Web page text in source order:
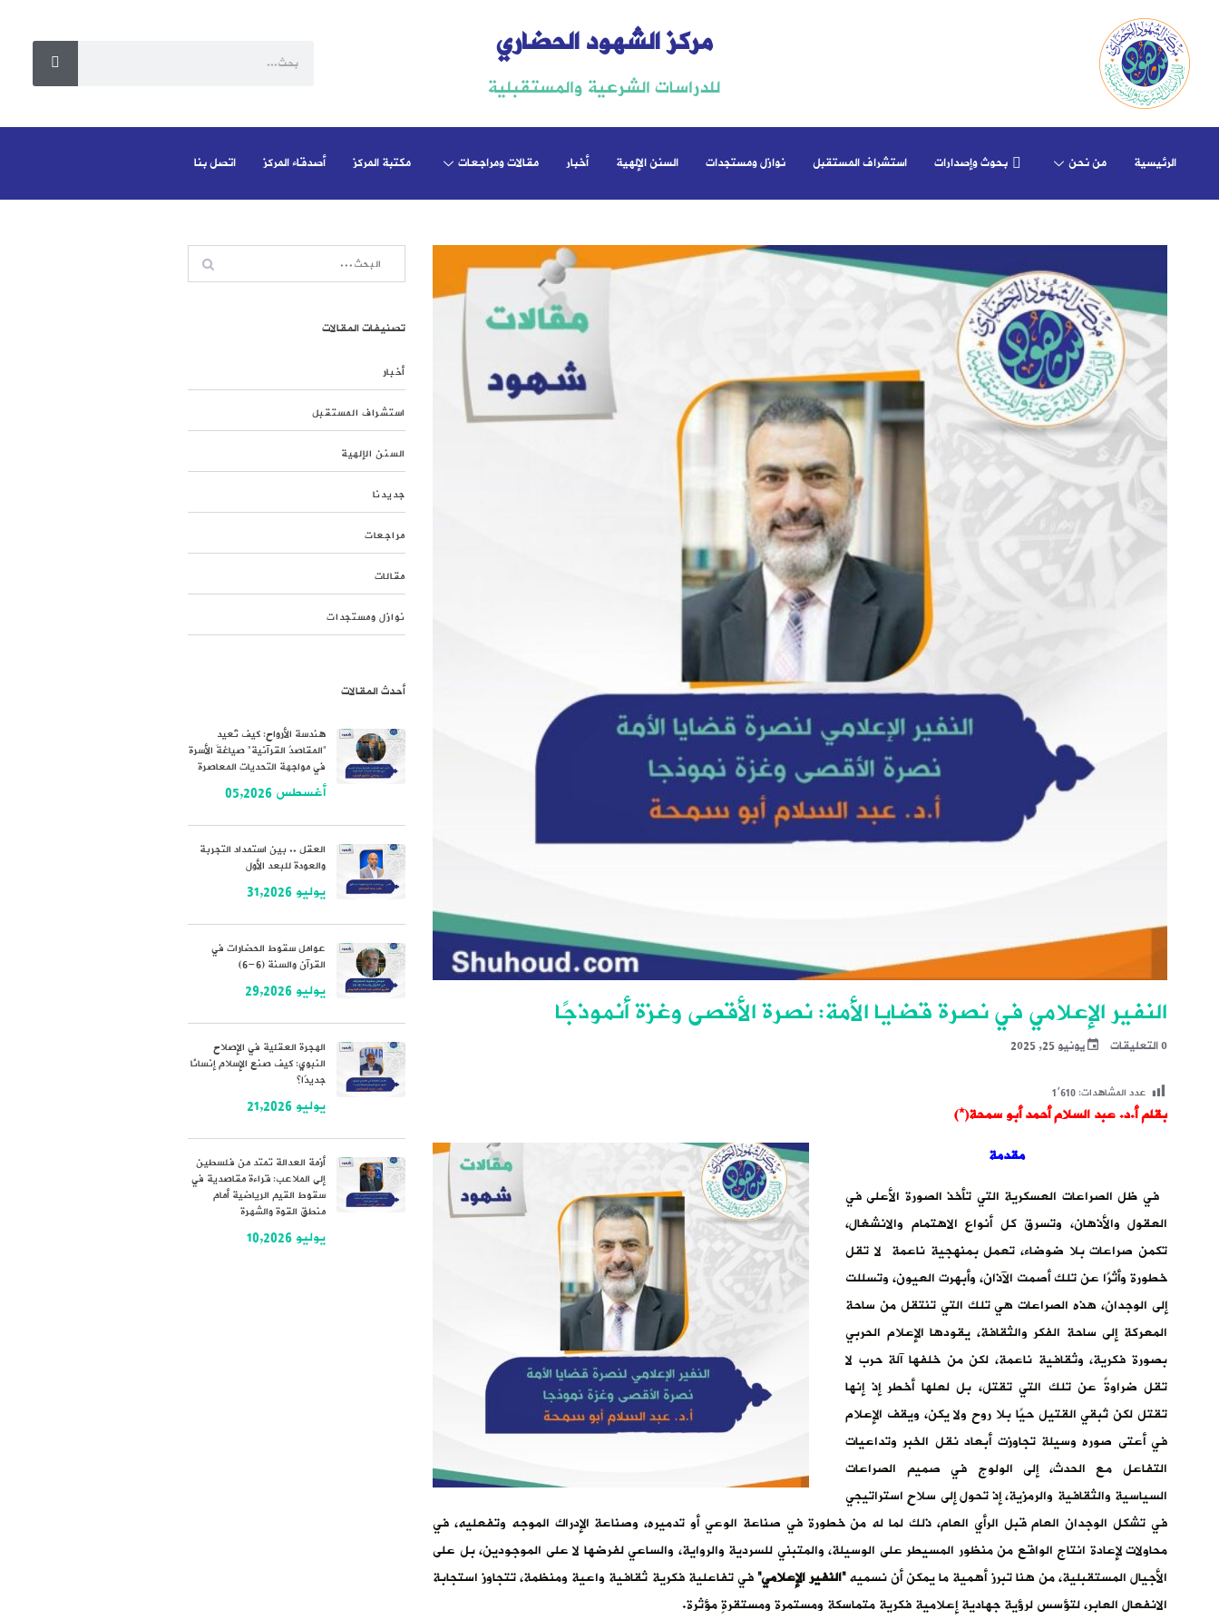
مركز الشهود الحضاري
للدراسات الشرعية والمستقبلية
الرئيسية من نحن بحوث وإصدارات استشراف المستقبل نوازل ومستجدات السنن الإلهية أخبار مقالات ومراجعات مكتبة المركز أصدقاء المركز اتصل بنا
النفير الإعلامي في نصرة قضايا الأمة: نصرة الأقصى وغزة أنموذجًا
0 التعليقات يونيو 25, 2025
عدد المشاهدات:1٬610
بقلم أ.د. عبد السلام أحمد أبو سمحة(*)
مقدمة
في ظل الصراعات العسكرية التي تأخذ الصورة الأعلى في
العقول والأذهان، وتسرق كل أنواع الاهتمام والانشغال،
تكمن صراعات بلا ضوضاء، تعمل بمنهجية ناعمة لا تقل
خطورة وأثرًا عن تلك أصمت الآذان، وأبهرت العيون، وتسللت
إلى الوجدان، هذه الصراعات هي تلك التي تنتقل من ساحة
المعركة إلى ساحة الفكر والثقافة، يقودها الإعلام الحربي
بصورة فكرية، وثقافية ناعمة، لكن من خلفها آلة حرب لا
تقل ضراوةً عن تلك التي تقتل، بل لعلها أخطر إذ إنها
تقتل لكن تُبقي القتيل حيًا بلا روح ولا يكن، ويقف الإعلام
في أعتى صوره وسيلة تجاوزت أبعاد نقل الخبر وتداعيات
التفاعل مع الحدث، إلى الولوج في صميم الصراعات
السياسية والثقافية والرمزية، إذ تحول إلى سلاحٍ استراتيجي
في تشكل الوجدان العام قبل الرأي العام، ذلك لما له من خطورة في صناعة الوعي أو تدميره، وصناعة الإدراك الموجه وتفعليه، في
محاولات لإعادة انتاج الواقع من منظور المسيطر على الوسيلة، والمتبني للسردية والرواية، والساعي لفرضها لا على الموجودين، بل على
الأجيال المستقبلية، من هنا تبرز أهمية ما يمكن أن نسميه“النفير الإعلامي”في تفاعلية فكرية ثقافية واعية ومنظمة، تتجاوز استجابة
الانفعال العابر، لتؤسس لرؤية جهادية إعلامية فكرية متماسكة ومستمرة ومستقرةٍ مؤثرة.
تصنيفات المقالات
أخبار
استشراف المستقبل
السنن الإلهية
جديدنا
مراجعات
مقالات
نوازل ومستجدات
أحدث المقالات
هندسة الأرواح: كيف تُعيد
“المقاصدُ القرآنية” صياغةَ الأسرة
في مواجهة التحديات المعاصرة
أغسطس 05,2026
العقل .. بين استمداد التجربة
والعودة للبعد الأول
يوليو 31,2026
عوامل سقوط الحضارات في
القرآن والسنة (6-6)
يوليو 29,2026
الهجرة العقلية في الإصلاح
النبوي: كيف صنع الإسلام إنسانًا
جديدًا؟
يوليو 21,2026
أزمة العدالة تمتد من فلسطين
إلى الملاعب: قراءة مقاصدية في
سقوط القيم الرياضية أمام
منطق القوة والشهرة
يوليو 10,2026